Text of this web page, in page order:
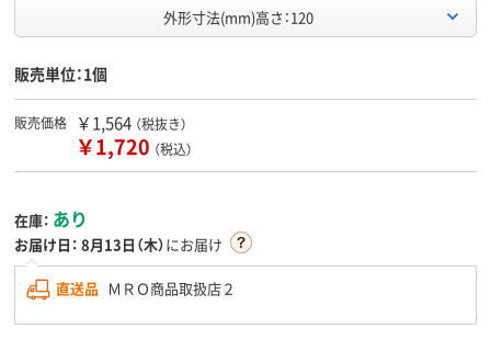
外形寸法(mm)高さ：120
販売単位：1個
販売価格 ￥1,564 （税抜き）
￥1,720 （税込）
在庫： あり
お届け日： 8月13日（木）にお届け
直送品 ＭＲＯ商品取扱店２